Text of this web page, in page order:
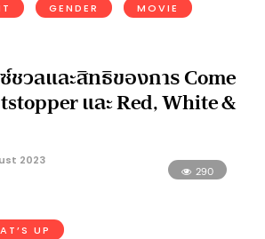
GENDER MOVIE
ชวลและสิทธิของการ Come
และ Red, White &
2023
290
UP